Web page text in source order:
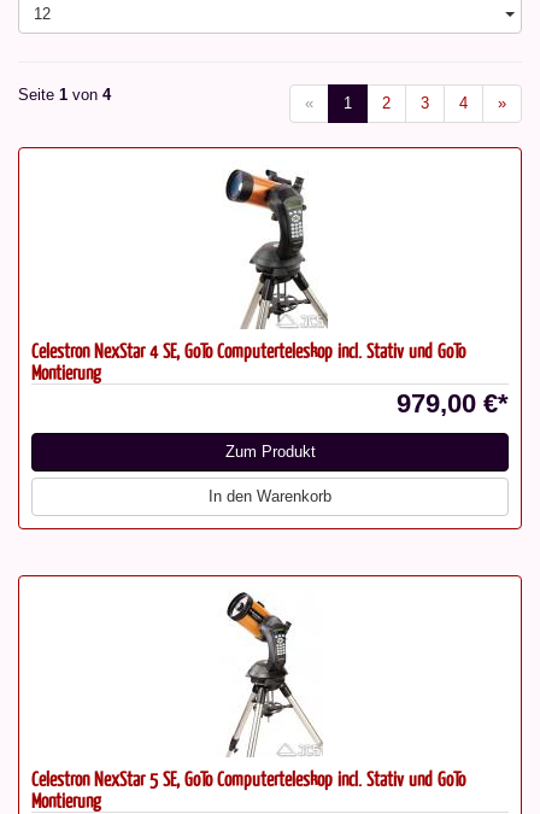
12
Seite 1 von 4 « 1 2 3 4 »
Celestron NexStar 4 SE, GoTo Computerteleskop incl. Stativ und GoTo
Montierung
979,00 €*
Zum Produkt
In den Warenkorb
Celestron NexStar 5 SE, GoTo Computerteleskop incl. Stativ und GoTo
Montierung